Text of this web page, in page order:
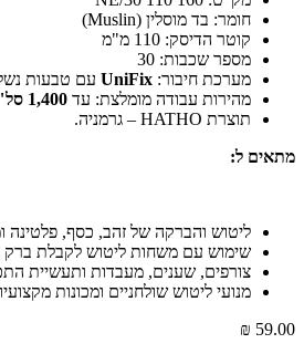
חומר: בד מוסלין (Muslin)
קוטר הדיסק: 110 מ"מ
מספר שכבות: 30
מערכת חיבור: UniFix עם טבעות
מהירות עבודה מומלצת: עד 1,400 סל"ד
תוצרת HATHO – גרמניה.
מתאים ל:
ליטוש והברקה של זהב, כסף, פלטינה
שימוש עם משחות ליטוש לקבלת ברק
צורפים, שענים, מעבדות ותעשיית
מנועי ליטוש שולחניים ומכונות
₪ 59.00